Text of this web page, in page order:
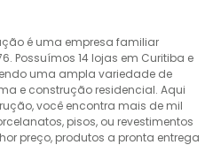
é uma empresa familiar
Possuímos 14 lojas em Curitiba e
uma ampla variedade de
e construção residencial. Aqui
você encontra mais de mil
pisos, ou revestimentos
preço, produtos a pronta entrega